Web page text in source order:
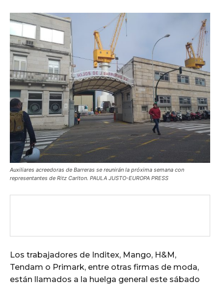
Auxiliares acreedoras de Barreras se reunirán la próxima semana con
representantes de Ritz Carlton. PAULA JUSTO-EUROPA PRESS
Los trabajadores de Inditex, Mango, H&M,
Tendam o Primark, entre otras firmas de moda,
están llamados a la huelga general este sábado